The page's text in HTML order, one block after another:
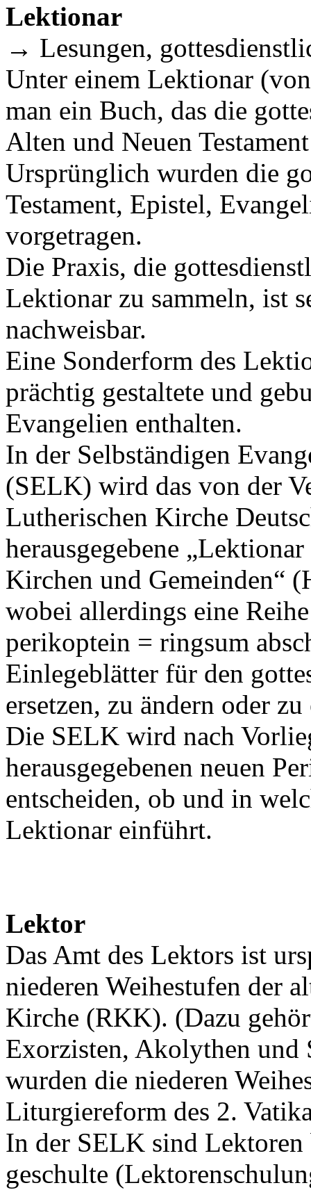
Lektionar
→ Lesungen,
Unter einem Lektionar
man ein Buch, das die
Alten und Neuen
Ursprünglich wurden die
Testament, Epistel,
vorgetragen.
Die Praxis, die
Lektionar zu sammeln, ist
nachweisbar.
Eine Sonderform des
prächtig gestaltete und
Evangelien enthalten.
In der Selbständigen
(SELK) wird das von der
Lutherischen Kirche
herausgegebene
Kirchen und Gemeinden“
wobei allerdings eine
perikoptein = ringsum
Einlegeblätter für den
ersetzen, zu ändern oder
Die SELK wird nach
herausgegebenen neuen
entscheiden, ob und in
Lektionar einführt.
Lektor
Das Amt des Lektors ist
niederen Weihestufen der
Kirche (RKK). (Dazu
Exorzisten, Akolythen
wurden die niederen
Liturgiereform des 2.
In der SELK sind Lektoren
geschulte